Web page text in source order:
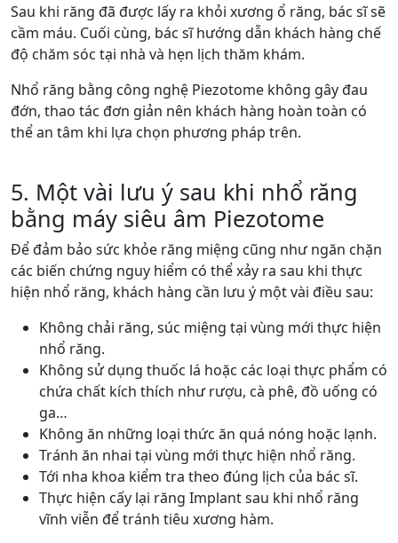
Sau khi răng đã được lấy ra khỏi xương ổ răng, bác sĩ sẽ
cầm máu. Cuối cùng, bác sĩ hướng dẫn khách hàng chế
độ chăm sóc tại nhà và hẹn lịch thăm khám.
Nhổ răng bằng công nghệ Piezotome không gây đau
đớn, thao tác đơn giản nên khách hàng hoàn toàn có
thể an tâm khi lựa chọn phương pháp trên.
5. Một vài lưu ý sau khi nhổ răng
bằng máy siêu âm Piezotome
Để đảm bảo sức khỏe răng miệng cũng như ngăn chặn
các biến chứng nguy hiểm có thể xảy ra sau khi thực
hiện nhổ răng, khách hàng cần lưu ý một vài điều sau:
Không chải răng, súc miệng tại vùng mới thực hiện
nhổ răng.
Không sử dụng thuốc lá hoặc các loại thực phẩm có
chứa chất kích thích như rượu, cà phê, đồ uống có
ga…
Không ăn những loại thức ăn quá nóng hoặc lạnh.
Tránh ăn nhai tại vùng mới thực hiện nhổ răng.
Tới nha khoa kiểm tra theo đúng lịch của bác sĩ.
Thực hiện cấy lại răng Implant sau khi nhổ răng
vĩnh viễn để tránh tiêu xương hàm.